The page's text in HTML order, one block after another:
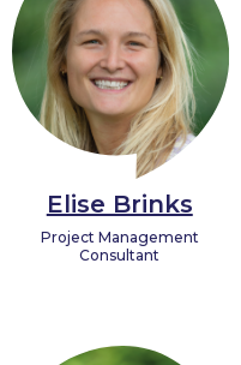
Elise Brinks
Project Management
Consultant